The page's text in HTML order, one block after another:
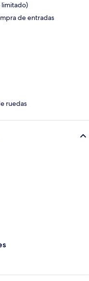
limitado)
de entradas
ruedas